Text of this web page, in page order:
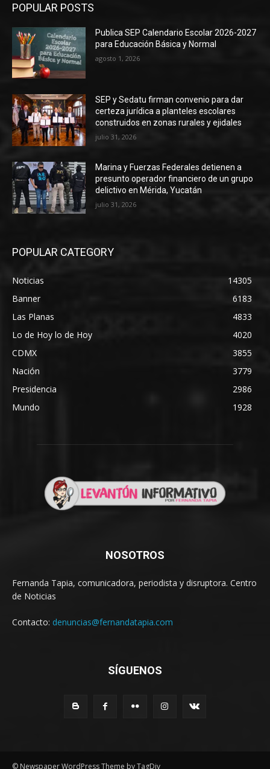
POPULAR POSTS
Publica SEP Calendario Escolar 2026-2027
para Educación Básica y Normal
agosto 1, 2026
SEP y Sedatu firman convenio para dar
certeza jurídica a planteles escolares
construidos en zonas rurales y ejidales
julio 31, 2026
Marina y Fuerzas Federales detienen a
presunto operador financiero de un grupo
delictivo en Mérida, Yucatán
julio 31, 2026
POPULAR CATEGORY
Noticias
14305
Banner
6183
Las Planas
4833
Lo de Hoy lo de Hoy
4020
CDMX
3855
Nación
3779
Presidencia
2986
Mundo
1928
NOSOTROS
Fernanda Tapia, comunicadora, periodista y disruptora. Centro
de Noticias
Contacto: denuncias@fernandatapia.com
SÍGUENOS
© Newspaper WordPress Theme by TagDiv